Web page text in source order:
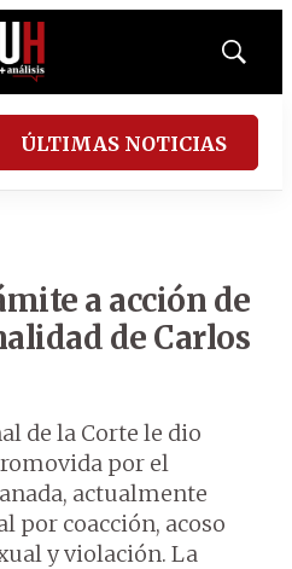
Mostrar
ÚLTIMAS NOTICIAS
a acción de
de Carlos
de la Corte le dio
por el
actualmente
por coacción, acoso
y violación. La